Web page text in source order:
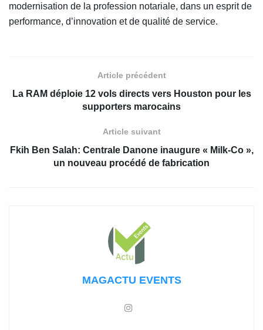
modernisation de la profession notariale, dans un esprit de
performance, d’innovation et de qualité de service.
Article précédent
La RAM déploie 12 vols directs vers Houston pour les
supporters marocains
Article suivant
Fkih Ben Salah: Centrale Danone inaugure « Milk-Co »,
un nouveau procédé de fabrication
MAGACTU EVENTS